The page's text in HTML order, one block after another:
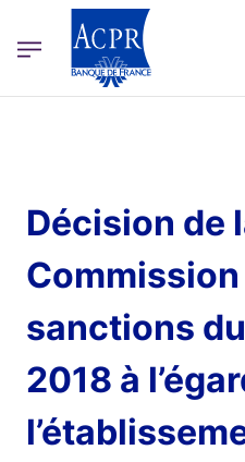
ACPR Menu Principal (French)
Décision de
sanctions
2018 à